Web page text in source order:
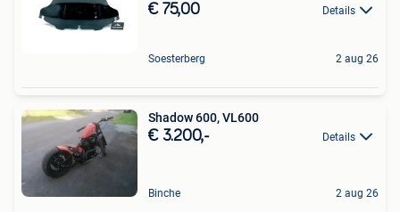
€ 75,00 Details
Soesterberg 2 aug 26
Shadow 600, VL600
€ 3.200,- Details
Binche 2 aug 26